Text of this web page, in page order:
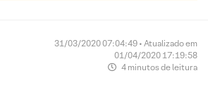
31/03/2020 07:04:49 • Atualizado em
01/04/2020 17:19:58
4 minutos de leitura